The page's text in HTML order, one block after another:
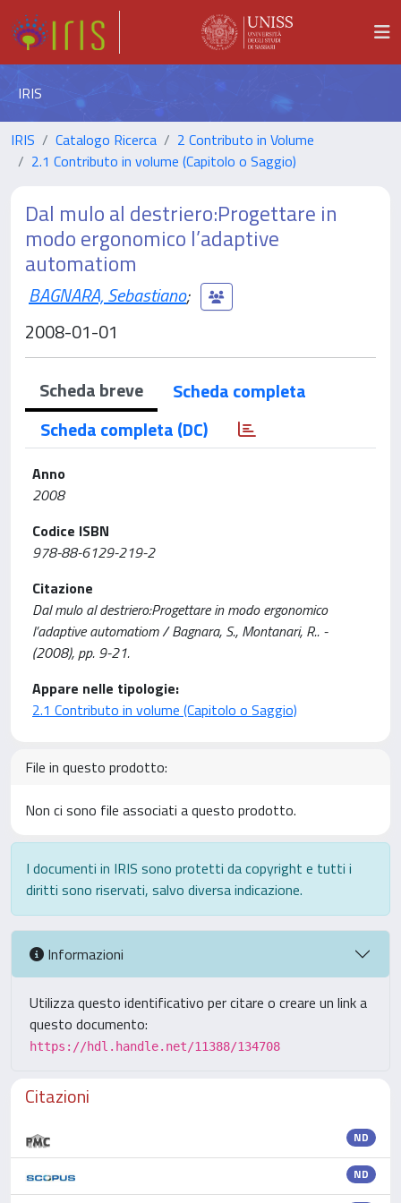
IRIS
IRIS Catalogo Ricerca
2 Contributo in Volume
2.1 Contributo in volume (Capitolo o Saggio)
Dal mulo al destriero:Progettare in
modo ergonomico l’adaptive
automatiom
BAGNARA, Sebastiano;
2008-01-01
Scheda breve
Scheda completa
Scheda completa (DC)
Anno
2008
Codice ISBN
978-88-6129-219-2
Citazione
Dal mulo al destriero:Progettare in modo ergonomico
l’adaptive automatiom / Bagnara, S., Montanari, R.. -
(2008), pp. 9-21.
Appare nelle tipologie:
2.1 Contributo in volume (Capitolo o Saggio)
File in questo prodotto:
Non ci sono file associati a questo prodotto.
I documenti in IRIS sono protetti da copyright e tutti i
diritti sono riservati, salvo diversa indicazione.
Informazioni
Utilizza questo identificativo per citare o creare un link a
questo documento:
https://hdl.handle.net/11388/134708
Citazioni
ND
ND